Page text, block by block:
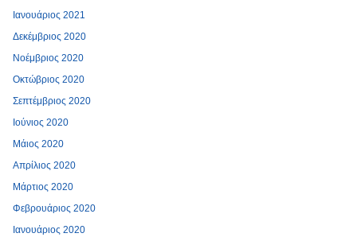
Ιανουάριος 2021
Δεκέμβριος 2020
Νοέμβριος 2020
Οκτώβριος 2020
Σεπτέμβριος 2020
Ιούνιος 2020
Μάιος 2020
Απρίλιος 2020
Μάρτιος 2020
Φεβρουάριος 2020
Ιανουάριος 2020